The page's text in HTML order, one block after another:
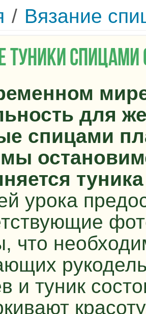
/ Вязание
туники
для
спицами
урока
что
и туник